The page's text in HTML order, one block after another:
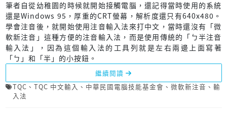
筆者自從幼稚園的時候就開始接觸電腦，還記得當時使用的系統
還是Windows 95，厚重的CRT螢幕，解析度還只有640x480。
學會注音後，就開始使用注音輸入法來打中文，當時還沒有「微
軟新注音」這種方便的注音輸入法，而是使用傳統的「ㄅ半注音
輸入法」，因為這個輸入法的工具列就是左右兩邊上面寫著
「ㄅ」和「半」的小按鈕。
繼續閱讀
TQC 、 TQC 中文輸入 、 中華民國電腦技能基金會 、 微軟新注音 、 輸
入法